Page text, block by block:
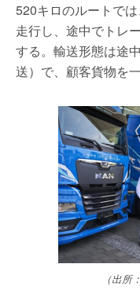
520キロのルートで
走行し、途中でトレ
する。輸送形態は途
送）で、顧客貨物を
（出所